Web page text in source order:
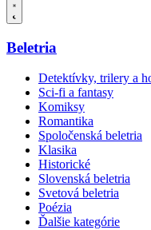
Beletria
Detektívky, trilery a
Sci-fi a fantasy
Komiksy
Romantika
Spoločenská beletria
Klasika
Historické
Slovenská beletria
Svetová beletria
Poézia
Ďalšie kategórie